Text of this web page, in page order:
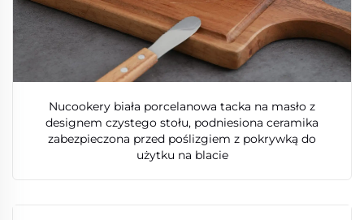
Nucookery biała porcelanowa tacka na masło z
designem czystego stołu, podniesiona ceramika
zabezpieczona przed poślizgiem z pokrywką do
użytku na blacie